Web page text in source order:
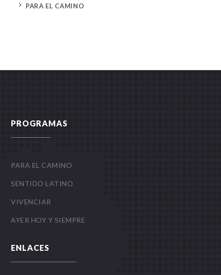
5 PARA EL CAMINO
PROGRAMAS
PARA EL CAMINO
SENTIDO LATINO
VIVENCIAR
AYER HOY Y SIEMPRE
ENLACES